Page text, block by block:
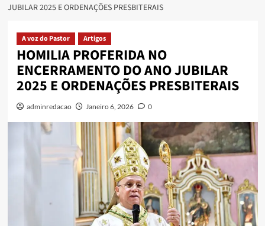
JUBILAR 2025 E ORDENAÇÕES PRESBITERAIS
A voz do Pastor Artigos
HOMILIA PROFERIDA NO
ENCERRAMENTO DO ANO JUBILAR
2025 E ORDENAÇÕES PRESBITERAIS
adminredacao Janeiro 6, 2026 0